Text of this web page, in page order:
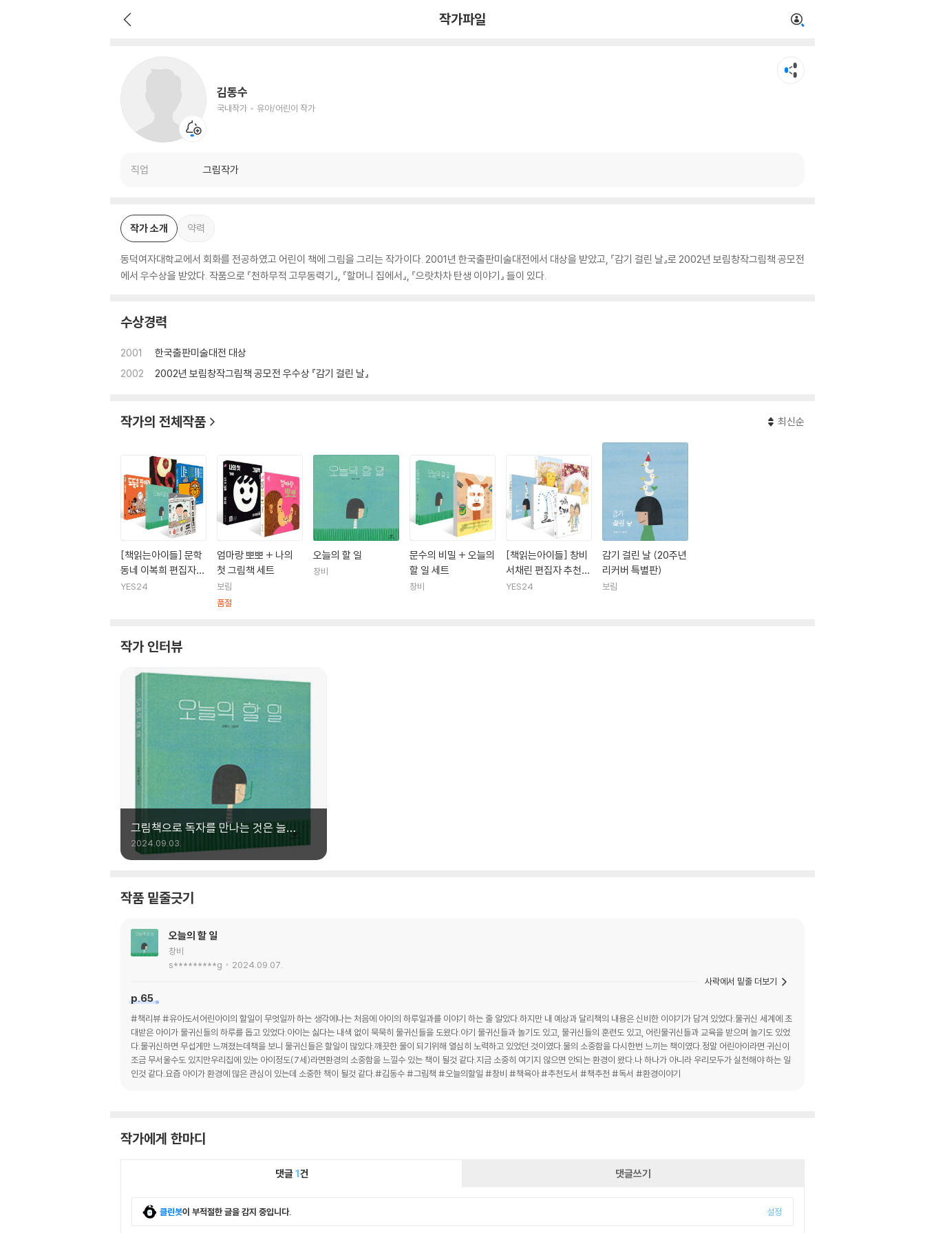
작가파일
김동수
국내작가 유아/어린이 작가
직업 그림작가
작가 소개 약력
동덕여자대학교에서 회화를 전공하였고 어린이 책에 그림을 그리는 작가이다. 2001년 한국출판미술대전에서 대상을 받았고, 『감기 걸린 날』로 2002년 보림창작그림책 공모전
에서 우수상을 받았다. 작품으로 『천하무적 고무동력기』, 『할머니 집에서』, 『으랏차차 탄생 이야기』 들이 있다.
수상경력
2001
한국출판미술대전 대상
2002
2002년 보림창작그림책 공모전 우수상 『감기 걸린 날』
작가의 전체작품 최신순
[책읽는아이들] 문학
동네 이복희 편집자
추천 유아 세트
YES24
엄마랑 뽀뽀 + 나의
첫 그림책 세트
보림
품절
오늘의 할 일
창비
문수의 비밀 + 오늘의
할 일 세트
창비
[책읽는아이들] 창비
서채린 편집자 추천
유아 세트
YES24
감기 걸린 날 (20주년
리커버 특별판)
보림
작가 인터뷰
그림책으로 독자를 만나는 것은 늘
감사한 일입니다
2024.09.03.
작품 밑줄긋기
오늘의 할 일
창비
s*********g
2024.09.07.
p.65
#책리뷰 #유아도서어린아이의 할일이 무엇일까 하는 생각에나는 처음에 아이의 하루일과를 이야기 하는 줄 알았다.하지만 내 예상과 달리책의 내용은 신비한 이야기가 담겨 있었다.물귀신 세계에 초
대받은 아이가 물귀신들의 하루를 돕고 있었다.아이는 싫다는 내색 없이 묵묵히 물귀신들을 도왔다.아기 물귀신들과 놀기도 있고, 물귀신들의 훈련도 있고, 어린물귀신들과 교육을 받으며 놀기도 있었
다.물귀신하면 무섭게만 느껴졌는데책을 보니 물귀신들은 할일이 많았다.깨끗한 물이 되기위해 열심히 노력하고 있었던 것이였다.물의 소중함을 다시한번 느끼는 책이였다.정말 어린아이라면 귀신이
조금 무서울수도 있지만우리집에 있는 아이정도(7세)라면환경의 소중함을 느낄수 있는 책이 될것 같다.지금 소중히 여기지 않으면 안되는 환경이 왔다.나 하나가 아니라 우리모두가 실천해야 하는 일
인것 같다.요즘 아이가 환경에 많은 관심이 있는데 소중한 책이 될것 같다.#김동수 #그림책 #오늘의할일 #창비 #책육아 #추천도서 #책추천 #독서 #환경이야기
사락에서 밑줄 더보기
작가에게 한마디
댓글1건 댓글쓰기
클린봇이 부적절한 글을 감지 중입니다. 설정